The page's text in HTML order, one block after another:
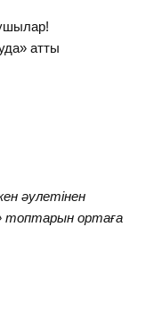
атты
әулетінен
топтарын ортаға